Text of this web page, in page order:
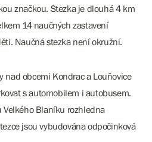
značkou. Stezka je dlouhá 4 km
14 naučných zastavení
Naučná stezka není okružní.
nad obcemi Kondrac a Louňovice
s automobilem i autobusem.
Velkého Blaníku rozhledna
jsou vybudována odpočinková